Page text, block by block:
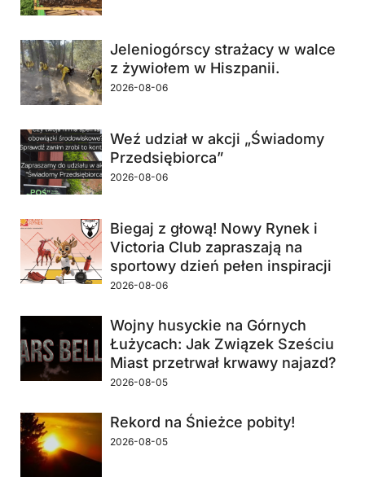
Jeleniogórscy strażacy w walce
z żywiołem w Hiszpanii.
2026-08-06
Weź udział w akcji „Świadomy
Przedsiębiorca”
2026-08-06
Biegaj z głową! Nowy Rynek i
Victoria Club zapraszają na
sportowy dzień pełen inspiracji
2026-08-06
Wojny husyckie na Górnych
Łużycach: Jak Związek Sześciu
Miast przetrwał krwawy najazd?
2026-08-05
Rekord na Śnieżce pobity!
2026-08-05